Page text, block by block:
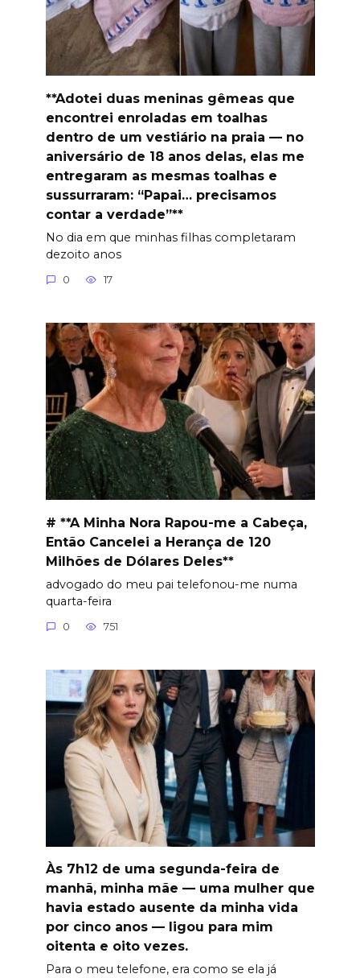
**Adotei duas meninas gêmeas que
encontrei enroladas em toalhas
dentro de um vestiário na praia — no
aniversário de 18 anos delas, elas me
entregaram as mesmas toalhas e
sussurraram: “Papai… precisamos
contar a verdade”**
No dia em que minhas filhas completaram
dezoito anos
0 17
# **A Minha Nora Rapou-me a Cabeça,
Então Cancelei a Herança de 120
Milhões de Dólares Deles**
advogado do meu pai telefonou-me numa
quarta-feira
0 751
Às 7h12 de uma segunda-feira de
manhã, minha mãe — uma mulher que
havia estado ausente da minha vida
por cinco anos — ligou para mim
oitenta e oito vezes.
Para o meu telefone, era como se ela já